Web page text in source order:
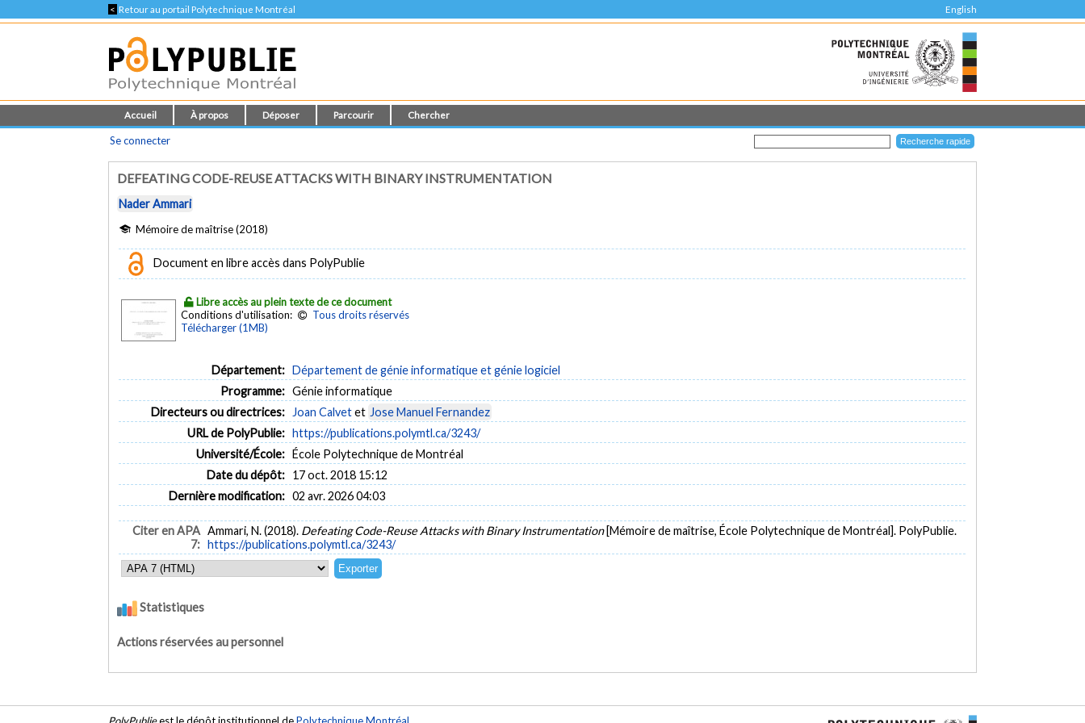
< Retour au portail Polytechnique Montréal English
Accueil À propos Déposer Parcourir Chercher
Se connecter
DEFEATING CODE-REUSE ATTACKS WITH BINARY INSTRUMENTATION
Nader Ammari
Mémoire de maîtrise (2018)
Document en libre accès dans PolyPublie
Libre accès au plein texte de ce document
Conditions d'utilisation:
Tous droits réservés
Télécharger (1MB)
Département: Département de génie informatique et génie logiciel
Programme: Génie informatique
Directeurs ou directrices:
Joan Calvetet Jose Manuel Fernandez
URL de PolyPublie: https://publications.polymtl.ca/3243/
Université/École: École Polytechnique de Montréal
Date du dépôt: 17 oct. 2018 15:12
Dernière modification: 02 avr. 2026 04:03
Citer en APA
7:
Ammari, N. (2018). Defeating Code-Reuse Attacks with Binary Instrumentation [Mémoire de maîtrise, École Polytechnique de Montréal]. PolyPublie.
https://publications.polymtl.ca/3243/
Statistiques
Actions réservées au personnel